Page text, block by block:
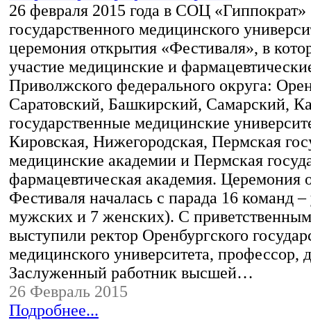
26 февраля 2015 года в СОЦ «Гиппократ»
государственного медицинского
церемония открытия «Фестиваля», в
участие медицинские и
Приволжского федерального округа:
Саратовский, Башкирский, Самарский,
государственные медицинские
Кировская, Нижегородская, Пермская
медицинские академии и Пермская
фармацевтическая академия. Церемония
Фестиваля началась с парада 16 команд
мужских и 7 женских). С
выступили ректор Оренбургского
медицинского университета, профессор,
Заслуженный работник высшей…
26 Февраль 2015
Подробнее...